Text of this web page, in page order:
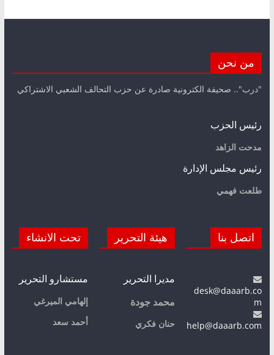
من نحن
"درب".. صحيفة الكترونية صادرة عن حزب التحالف الشعبي الاشتراكي
رئيس الحزب
مدحت الزاهد
رئيس مجلس الإدارة
طلعت فهمي
اتصل بنا
desk@daaarb.co
m
help@daaarb.com
هيئة التحرير
مديرا التحرير
محمد جودة
حنان فكري
تحت الانشاء
مستشارو التحرير
إلهامي الميرغي
أحمد سعد